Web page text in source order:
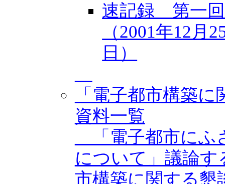
速記録 第一回
（2001年12月
日）
「電子都市構築
資料一覧
「電子都市にふ
について」議論
市構築に関する懇